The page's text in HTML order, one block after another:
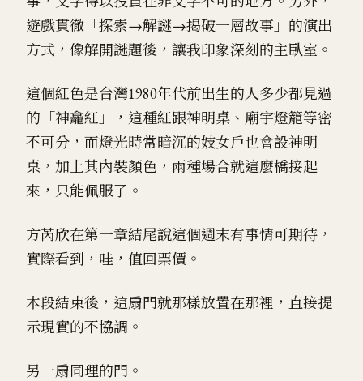
遊戲貫徹「探索→解謎→揭破一層故事」的演出
方式，像解開謎題後，讓我印象深刻的主臥室。
這個紅色是台灣1980年代前出生的人多少都見過
的「神龕紅」，這種紅跟神明桌、廟宇燈籠等密
不可分，而燈光時常暗沉的妓女戶也會設神明
桌，加上其內裝顏色，兩種場合就這麼橋接起
來，只能佩服了。
方芮欣在第一章結尾說這個週末有事情可期待，
實際看到，哇，值回票價。
本段結束後，這扇門就那樣放置在那裡，直接提
示現實的不協調。
另一扇同理的門。